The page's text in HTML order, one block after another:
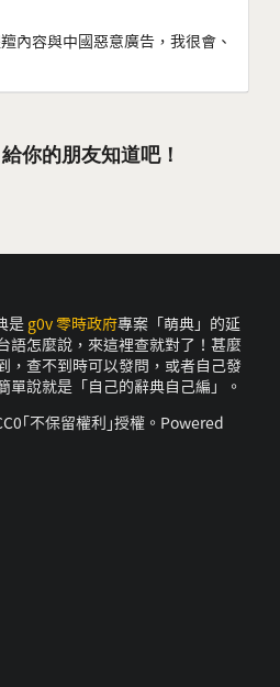
內容與中國惡意廣告，我很會、
你的朋友知道吧！
是 g0v 零時政府專案「萌典」的延
語怎麼說，來這裡查就對了！甚麼
，查不到時可以發問，或者自己發
單說就是「自己的辭典自己編」。
｢不保留權利｣授權。Powered